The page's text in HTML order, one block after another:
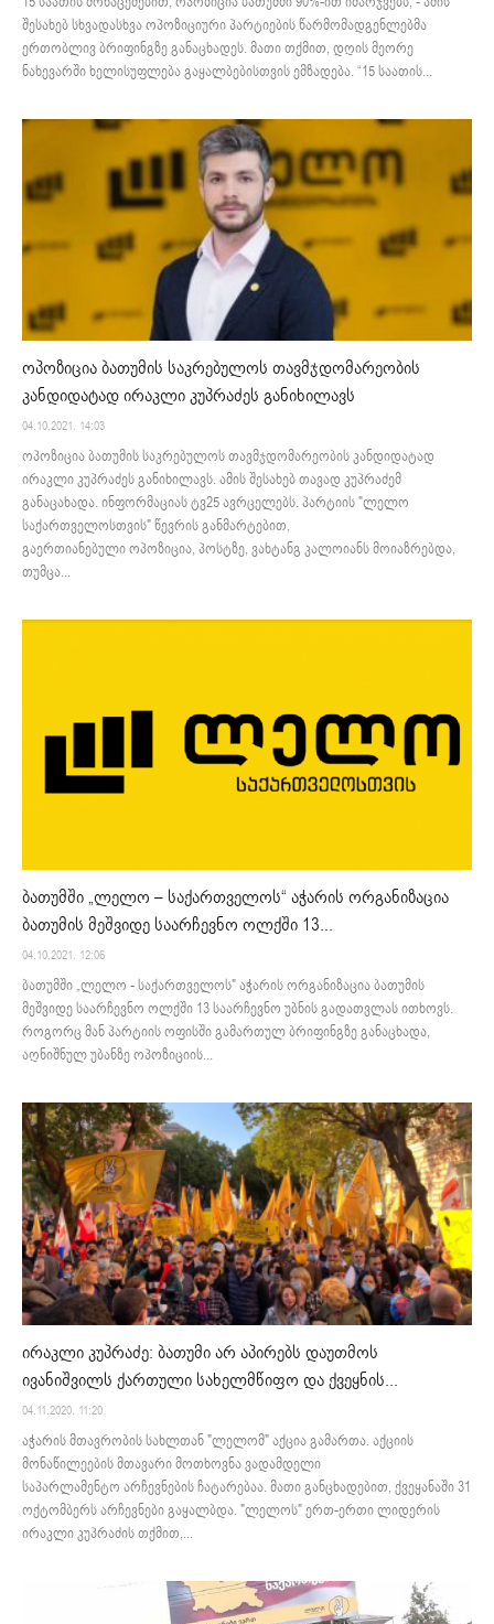
შესახებ სხვადასხვა ოპოზიციური პარტიების წარმომადგენლებმა
ერთობლივ ბრიფინგზე განაცხადეს. მათი თქმით, დღის მეორე
ნახევარში ხელისუფლება გაყალბებისთვის ემზადება. “15 საათის...
ოპოზიცია ბათუმის საკრებულოს თავმჯდომარეობის
კანდიდატად ირაკლი კუპრაძეს განიხილავს
04.10.2021. 14:03
ოპოზიცია ბათუმის საკრებულოს თავმჯდომარეობის კანდიდატად
ირაკლი კუპრაძეს განიხილავს. ამის შესახებ თავად კუპრაძემ
განაცახადა. ინფორმაციას ტვ25 ავრცელებს. პარტიის "ლელო
საქართველოსთვის" წევრის განმარტებით,
გაერთიანებული ოპოზიცია, პოსტზე, ვახტანგ კალოიანს მოიაზრებდა,
თუმცა...
ბათუმში „ლელო – საქართველოს“ აჭარის ორგანიზაცია
ბათუმის მეშვიდე საარჩევნო ოლქში 13...
04.10.2021. 12:06
ბათუმში „ლელო - საქართველოს" აჭარის ორგანიზაცია ბათუმის
მეშვიდე საარჩევნო ოლქში 13 საარჩევნო უბნის გადათვლას ითხოვს.
როგორც მან პარტიის ოფისში გამართულ ბრიფინგზე განაცხადა,
აღნიშნულ უბანზე ოპოზიციის...
ირაკლი კუპრაძე: ბათუმი არ აპირებს დაუთმოს
ივანიშვილს ქართული სახელმწიფო და ქვეყნის...
04.11.2020. 11:20
აჭარის მთავრობის სახლთან "ლელომ" აქცია გამართა. აქციის
მონაწილეების მთავარი მოთხოვნა ვადამდელი
საპარლამენტო არჩევნების ჩატარებაა. მათი განცხადებით, ქვეყანაში 31
ოქტომბერს არჩევნები გაყალბდა. "ლელოს" ერთ-ერთი ლიდერის
ირაკლი კუპრაძის თქმით,...